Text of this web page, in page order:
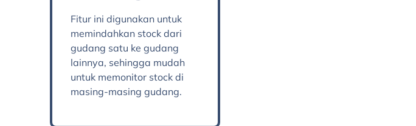
Fitur ini digunakan untuk
memindahkan stock dari
gudang satu ke gudang
lainnya, sehingga mudah
untuk memonitor stock di
masing-masing gudang.